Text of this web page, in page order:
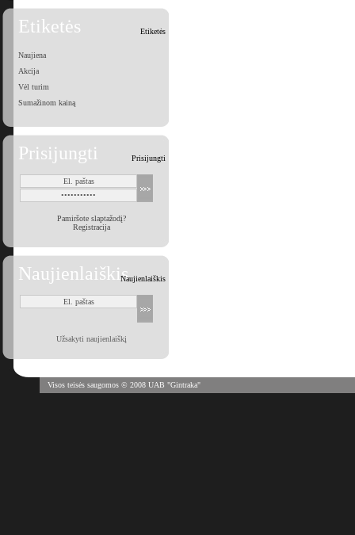
Etiketės Etiketės
Naujiena
Akcija
Vėl turim
Sumažinom kainą
Prisijungti Prisijungti
Pamiršote slaptažodį?
Registracija
NaujienlaiškisNaujienlaiškis
Užsakyti naujienlaiškį
Visos teisės saugomos © 2008 UAB "Gintraka"